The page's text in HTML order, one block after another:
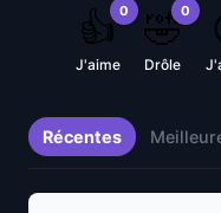
0
👍
J'aime
0
🤣
Drôle
Récentes